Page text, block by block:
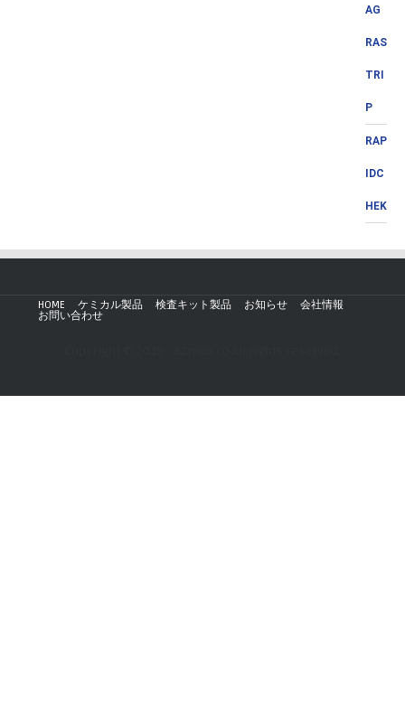
AG
RAS
TRI
P
RAP
IDC
HEK
HOME ケミカル製品 検査キット製品 お知らせ
会社情報
お問い合わせ